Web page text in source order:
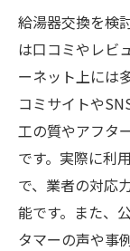
給湯器交換を検
は口コミやレビ
ーネット上には
コミサイトや
工の質やアフタ
です。実際に利
で、業者の対応
能です。また、
タマーの声や事